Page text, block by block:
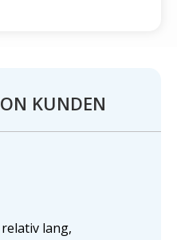
KUNDEN
lang,